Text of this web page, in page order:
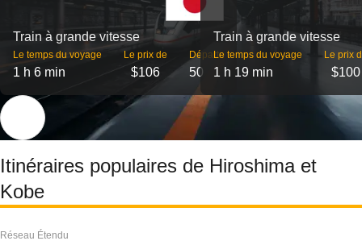
Train à grande vitesse
Le temps du voyage
1 h 6 min
Le prix de
$106
Départs
50
Train à grande vitesse
Le temps du voyage
1 h 19 min
Le prix
$100
Itinéraires populaires de Hiroshima et
Kobe
Réseau Étendu